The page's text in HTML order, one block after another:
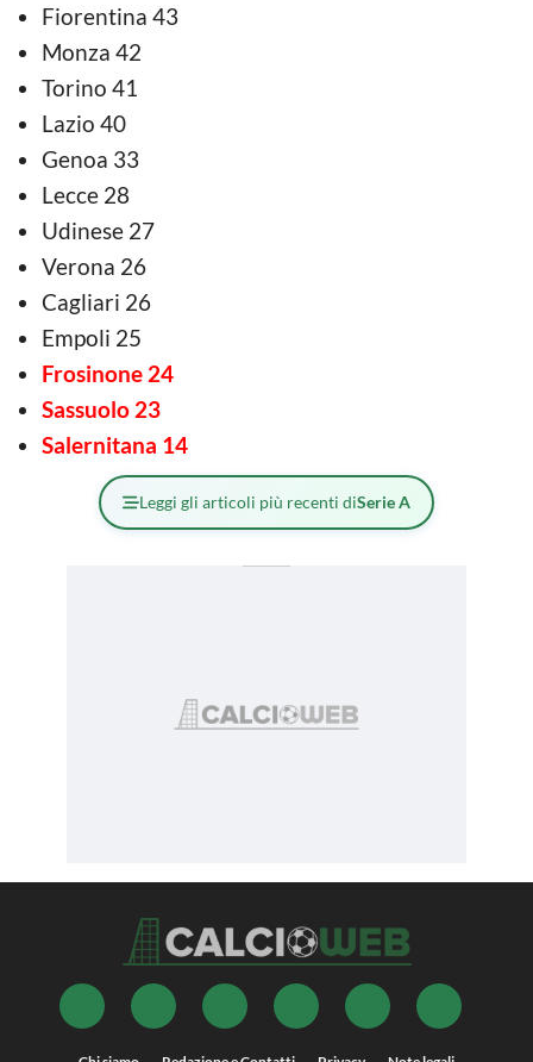
Fiorentina 43
Monza 42
Torino 41
Lazio 40
Genoa 33
Lecce 28
Udinese 27
Verona 26
Cagliari 26
Empoli 25
Frosinone 24
Sassuolo 23
Salernitana 14
Leggi gli articoli più recenti diSerie A